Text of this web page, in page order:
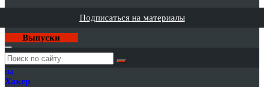
Подписаться на материалы
Выпуски
Годовая
подписка
на
Хакер